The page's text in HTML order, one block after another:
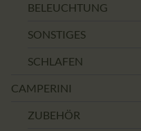
BELEUCHTUNG
SONSTIGES
SCHLAFEN
CAMPERINI
ZUBEHÖR